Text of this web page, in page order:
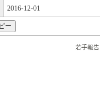
2016-12-01
若手報告